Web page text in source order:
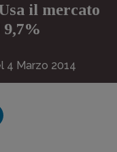
il mercato
4 Marzo 2014